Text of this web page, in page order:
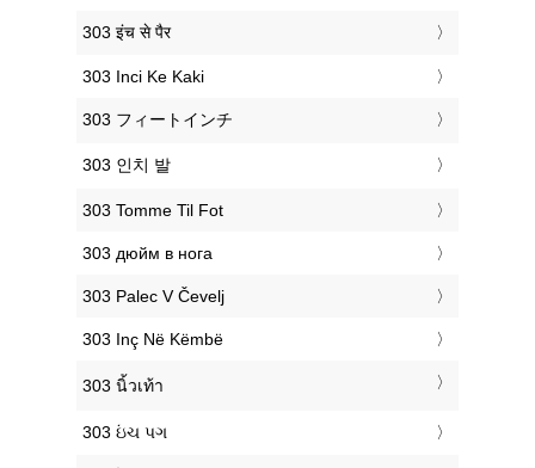
‎303 इंच से पैर
‎303 Inci Ke Kaki
‎303 フィートインチ
‎303 인치 발
‎303 Tomme Til Fot
‎303 дюйм в нога
‎303 Palec V Čevelj
‎303 Inç Në Këmbë
‎303 นิ้วเท้า
‎303 ઇંચ પગ